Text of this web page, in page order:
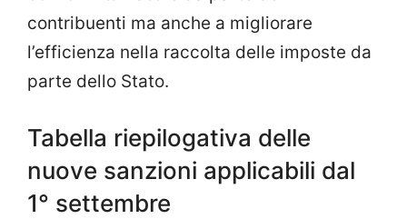
contribuenti ma anche a migliorare
l’efficienza nella raccolta delle imposte da
parte dello Stato.
Tabella riepilogativa delle
nuove sanzioni applicabili dal
1° settembre